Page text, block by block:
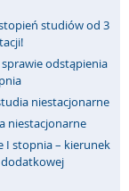
studiów od 3
odstąpienia
niestacjonarne
niestacjonarne
I stopnia – kierunek